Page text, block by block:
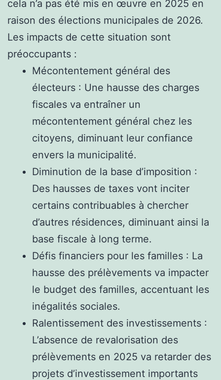
cela n’a pas été mis en œuvre en 2025 en
raison des élections municipales de 2026.
Les impacts de cette situation sont
préoccupants :
Mécontentement général des
électeurs : Une hausse des charges
fiscales va entraîner un
mécontentement général chez les
citoyens, diminuant leur confiance
envers la municipalité.
Diminution de la base d’imposition :
Des hausses de taxes vont inciter
certains contribuables à chercher
d’autres résidences, diminuant ainsi la
base fiscale à long terme.
Défis financiers pour les familles : La
hausse des prélèvements va impacter
le budget des familles, accentuant les
inégalités sociales.
Ralentissement des investissements :
L’absence de revalorisation des
prélèvements en 2025 va retarder des
projets d’investissement importants